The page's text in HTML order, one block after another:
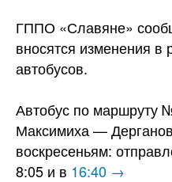
ГППО «Славяне»
вносятся изменения в
автобусов.
Автобус по маршруту
Максимиха —
воскресеньям:
8:05 и в 16:40 →